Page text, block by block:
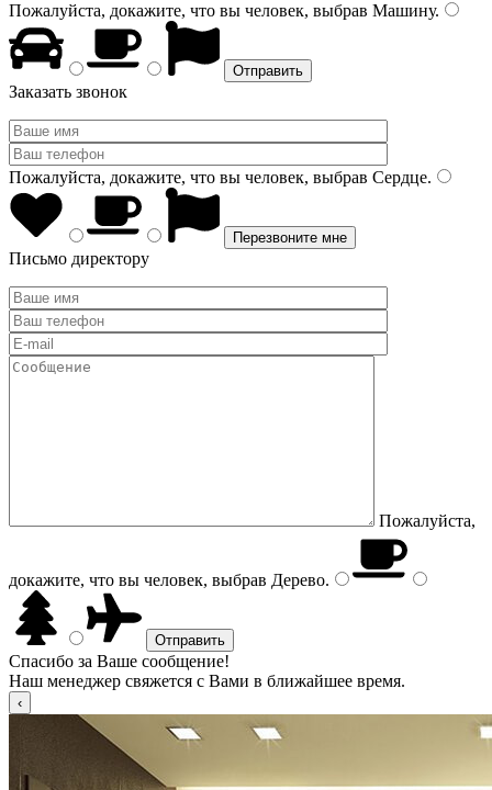
Пожалуйста, докажите, что вы человек, выбрав Машину.
Заказать звонок
Пожалуйста, докажите, что вы человек, выбрав Сердце.
Письмо директору
Пожалуйста,
докажите, что вы человек, выбрав Дерево.
Спасибо за Ваше сообщение!
Наш менеджер свяжется с Вами в ближайшее время.